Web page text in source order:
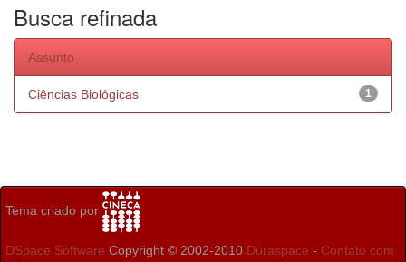
Busca refinada
Assunto
1
Ciências Biológicas
Tema criado por
DSpace Software Copyright © 2002-2010 Duraspace - Contato com